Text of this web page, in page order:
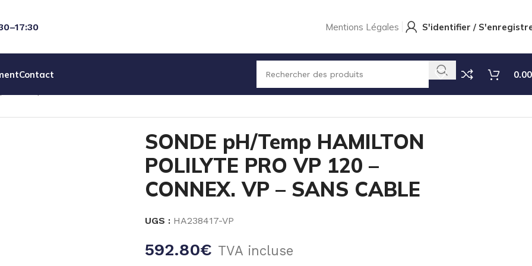
Mentions Légales S'identifier /
Contact
0.00
pH/Temp HAMILTON POLILYTE PRO VP 120 – CONNEX. VP – SANS CABLE
SONDE pH/Temp HAMILTON
POLILYTE PRO VP 120 –
CONNEX. VP – SANS CABLE
UGS : HA238417-VP
592.80€ TVA incluse